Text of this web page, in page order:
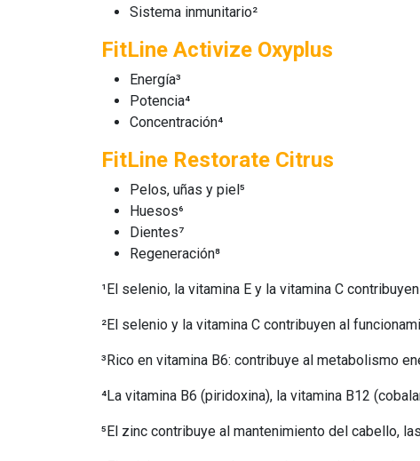
Sistema inmunitario²
FitLine Activize Oxyplus
Energía³
Potencia⁴
Concentración⁴
FitLine Restorate Citrus
Pelos, uñas y piel⁵
Huesos⁶
Dientes⁷
Regeneración⁸
¹El selenio, la vitamina E y la vitamina C
²El selenio y la vitamina C contribuyen al
³Rico en vitamina B6: contribuye al metabolismo
⁴La vitamina B6 (piridoxina), la vitamina B12
⁵El zinc contribuye al mantenimiento del cabello,